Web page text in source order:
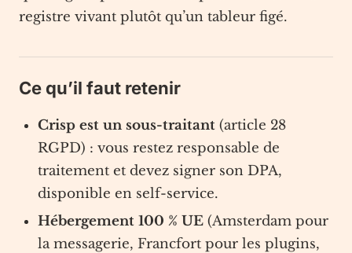
registre vivant plutôt qu’un tableur figé.
Ce qu’il faut retenir
Crisp est un sous-traitant (article 28
RGPD) : vous restez responsable de
traitement et devez signer son DPA,
disponible en self-service.
Hébergement 100 % UE (Amsterdam pour
la messagerie, Francfort pour les plugins,